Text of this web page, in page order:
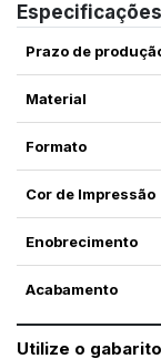
Prazo de
Material
Formato
Cor de Impressão
Enobrecimento
Acabamento
Utilize o gabarito